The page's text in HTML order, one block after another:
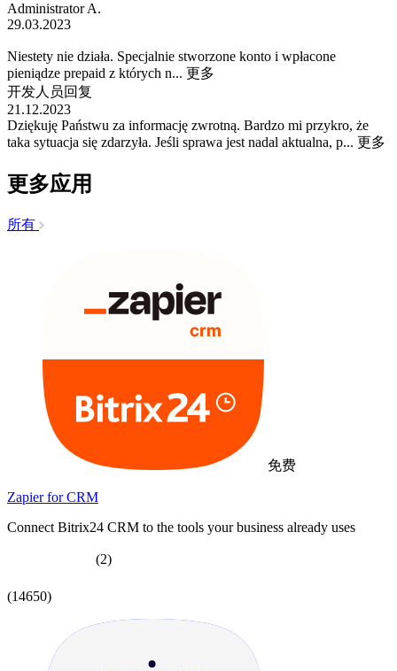
Administrator A.
29.03.2023
Niestety nie działa. Specjalnie stworzone konto i wpłacone
pieniądze prepaid z których n... 更多
开发人员回复
21.12.2023
Dziękuję Państwu za informację zwrotną. Bardzo mi przykro, że
taka sytuacja się zdarzyła. Jeśli sprawa jest nadal aktualna, p... 更多
更多应用
所有
免费
Zapier for CRM
Connect Bitrix24 CRM to the tools your business already uses
(2)
(14650)